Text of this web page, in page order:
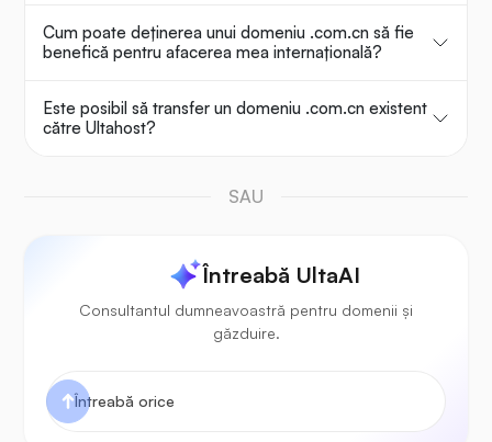
Cum poate deținerea unui domeniu .com.cn să fie
benefică pentru afacerea mea internațională?
Este posibil să transfer un domeniu .com.cn existent
către Ultahost?
SAU
Întreabă UltaAI
Consultantul dumneavoastră pentru domenii și
găzduire.